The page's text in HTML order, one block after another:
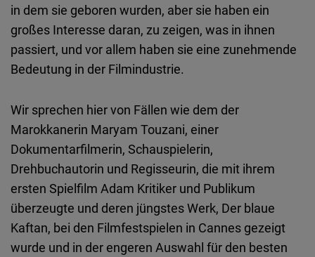
in dem sie geboren wurden, aber sie haben ein
großes Interesse daran, zu zeigen, was in ihnen
passiert, und vor allem haben sie eine zunehmende
Bedeutung in der Filmindustrie.
Wir sprechen hier von Fällen wie dem der
Marokkanerin Maryam Touzani, einer
Dokumentarfilmerin, Schauspielerin,
Drehbuchautorin und Regisseurin, die mit ihrem
ersten Spielfilm Adam Kritiker und Publikum
überzeugte und deren jüngstes Werk, Der blaue
Kaftan, bei den Filmfestspielen in Cannes gezeigt
wurde und in der engeren Auswahl für den besten